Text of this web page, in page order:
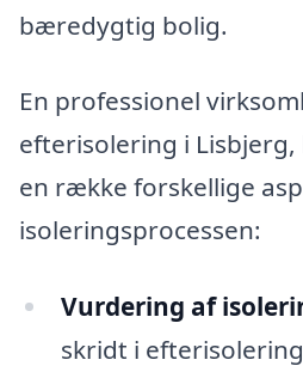
bæredygtig bolig.
En professionel
efterisolering i
en række forskellige
isoleringsprocessen:
Vurdering af
skridt i